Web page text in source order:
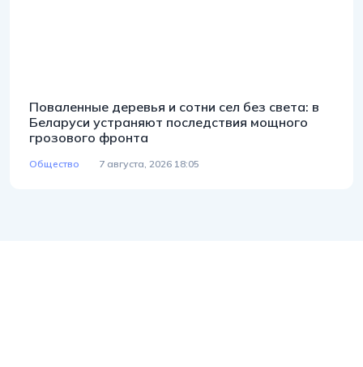
Поваленные деревья и сотни сел без света: в
Беларуси устраняют последствия мощного
грозового фронта
Общество 7 августа, 2026 18:05